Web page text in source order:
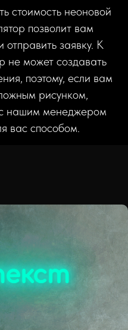
стоимость неоновой
позволит вам
отправить заявку. К
не может создавать
поэтому, если вам
рисунком,
с нашим менеджером
вас способом.